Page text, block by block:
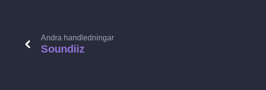
Andra handledningar
Soundiiz